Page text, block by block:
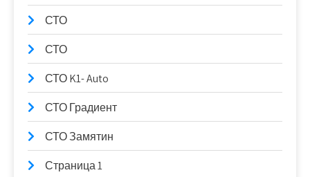
СТО
СТО
СТО K1- Auto
СТО Градиент
СТО Замятин
Страница 1